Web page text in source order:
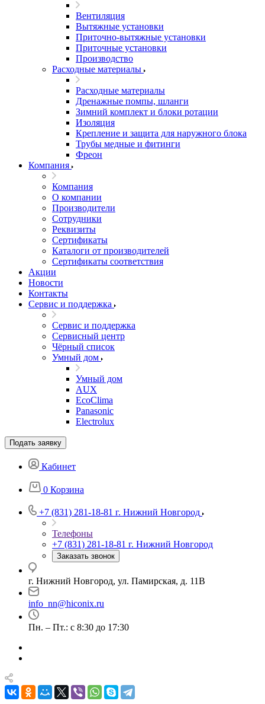
Вентиляция
Вытяжные установки
Приточно-вытяжные установки
Приточные установки
Производство
Расходные материалы
Расходные материалы
Дренажные помпы, шланги
Зимний комплект и блоки ротации
Изоляция
Крепление и защита для наружного блока
Трубы медные и фитинги
Фреон
Компания
Компания
О компании
Производители
Сотрудники
Реквизиты
Сертификаты
Каталоги от производителей
Сертификаты соответствия
Акции
Новости
Контакты
Сервис и поддержка
Сервис и поддержка
Сервисный центр
Чёрный список
Умный дом
Умный дом
AUX
EcoClima
Panasonic
Electrolux
Подать заявку
Кабинет
0 Корзина
+7 (831) 281-18-81 г. Нижний Новгород
Телефоны
+7 (831) 281-18-81 г. Нижний Новгород
Заказать звонок
г. Нижний Новгород, ул. Памирская, д. 11В
info_nn@hiconix.ru
Пн. – Пт.: с 8:30 до 17:30